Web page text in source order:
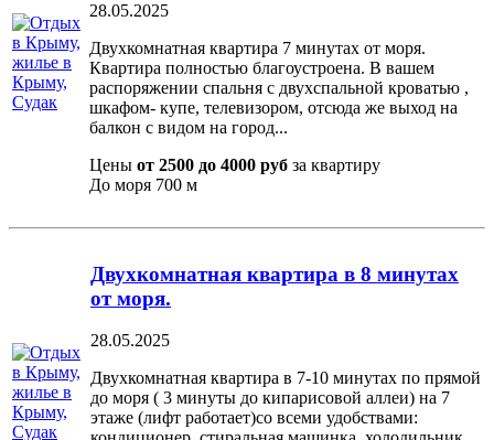
28.05.2025
Двухкомнатная квартира 7 минутах от моря.
Квартира полностью благоустроена. В вашем
распоряжении спальня с двухспальной кроватью ,
шкафом- купе, телевизором, отсюда же выход на
балкон с видом на город...
Цены от 2500 до 4000 руб за квартиру
До моря 700 м
Двухкомнатная квартира в 8 минутах
от моря.
28.05.2025
Двухкомнатная квартира в 7-10 минутах по прямой
до моря ( 3 минуты до кипарисовой аллеи) на 7
этаже (лифт работает)со всеми удобствами: